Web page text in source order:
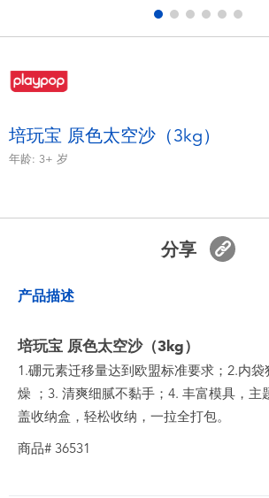
模仿，化妆及造型系列
毛绒公仔玩具
玩具促销
培玩宝 原色太空沙（3kg）
年龄: 3+ 岁
分享
产品描述
培玩宝 原色太空沙（3kg）
1.硼元素迁移量达到欧盟标准要求；2.内
燥 ；3. 清爽细腻不黏手；4. 丰富模具，主
盖收纳盒，轻松收纳，一拉全打包。
商品# 36531